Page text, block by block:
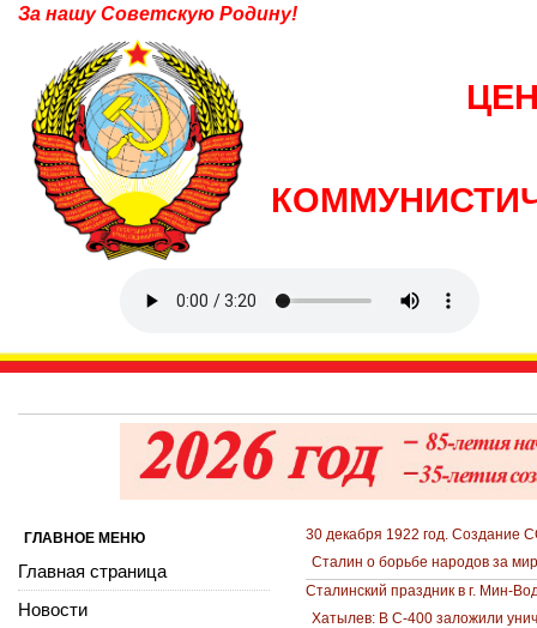
За нашу Советскую Родину!
30 декабря 1922 год. Создание
Сталин о борьбе народов за
Сталинский праздник в г. Мин-
Хатылев: В С-400 заложили
ГЛАВНОЕ МЕНЮ
Главная страница
Новости